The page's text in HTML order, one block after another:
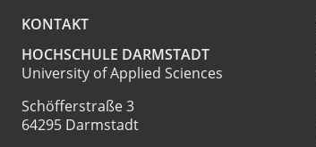
KONTAKT
HOCHSCHULE DARMSTADT
University of Applied Sciences
Schöfferstraße 3
64295 Darmstadt